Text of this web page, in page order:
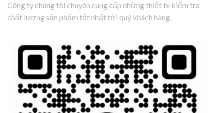
Công ty chúng tôi chuyên cung cấp những thiết bị kiểm tra
chất lượng sản phẩm tốt nhất tới quý khách hàng.